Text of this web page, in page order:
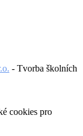
- Tvorba školních
cookies pro